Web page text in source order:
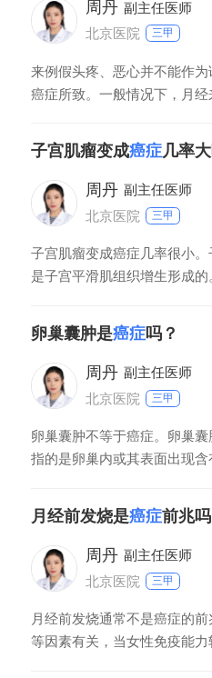
周丹 副主任医师
北京医院
三甲
来例假头疼、恶心并不能作
癌症所致。一般情况下，月
等引起的生理性现象，与癌症
后症状多能自行消失，无需
院挂妇产科做下相关的检查
子宫肌瘤变成癌症几率
周丹 副主任医师
北京医院
三甲
子宫肌瘤变成癌症几率很小。
是子宫平滑肌组织增生形成
关。年龄大于40岁、肥胖、
史、未生育或者初次生育年龄
疗，可能会导致子宫肌瘤患
卵巢囊肿是癌症吗？
周丹 副主任医师
北京医院
三甲
卵巢囊肿不等于癌症。卵巢
指的是卵巢内或其表面出现
健康，可以自行消失。卵巢
囊肿、囊腺瘤、卵巢子宫内膜
大，引起下腹部不适、月经
癌
月经前发烧是癌症前兆吗
周丹 副主任医师
北京医院
三甲
月经前发烧通常不是癌症的
等因素有关，当女性免疫能